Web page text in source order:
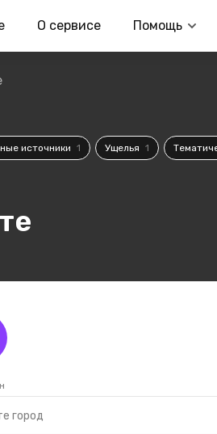
О сервисе Помощь
источники 1 Ущелья 1
город